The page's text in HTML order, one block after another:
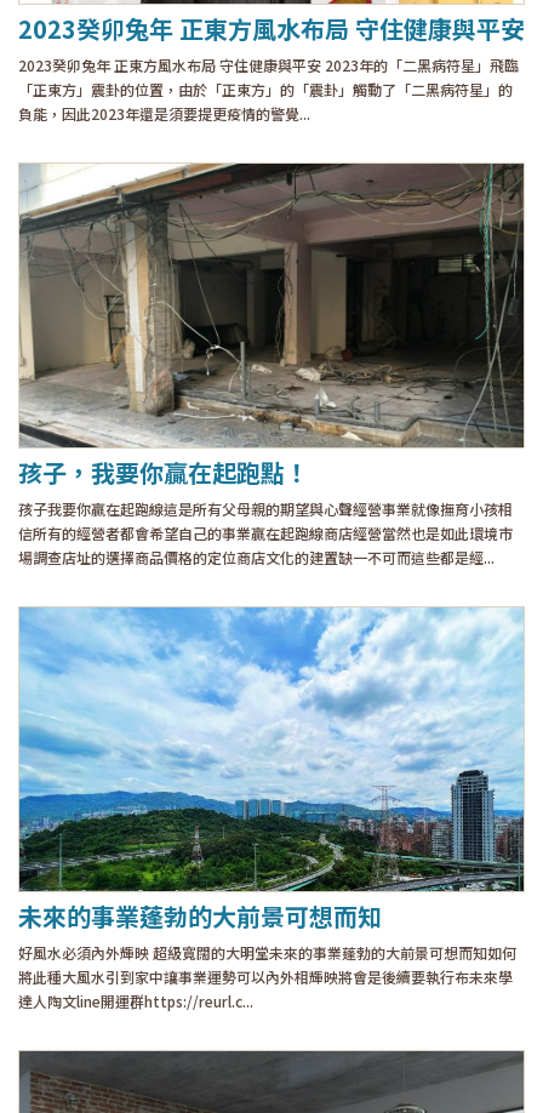
2023癸卯兔年 正東方風水布局 守住健康與平安
2023癸卯兔年 正東方風水布局 守住健康與平安 2023年的「二黑病符星」飛臨
「正東方」震卦的位置，由於「正東方」的「震卦」觸動了「二黑病符星」的
負能，因此2023年還是須要提更疫情的警覺...
孩子，我要你贏在起跑點！
孩子我要你贏在起跑線這是所有父母親的期望與心聲經營事業就像撫育小孩相
信所有的經營者都會希望自己的事業贏在起跑線商店經營當然也是如此環境市
場調查店址的選擇商品價格的定位商店文化的建置缺一不可而這些都是經...
未來的事業蓬勃的大前景可想而知
好風水必須內外輝映 超級寬闊的大明堂未來的事業蓬勃的大前景可想而知如何
將此種大風水引到家中讓事業運勢可以內外相輝映將會是後續要執行布未來學
達人陶文line開運群https://reurl.c...